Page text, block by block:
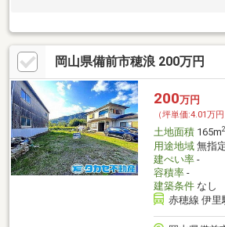
岡山県備前市穂浪 200万円
200万円
（坪単価:4.01万円
土地面積165m2
用途地域無指
建ぺい率-
容積率-
建築条件なし
赤穂線 伊里